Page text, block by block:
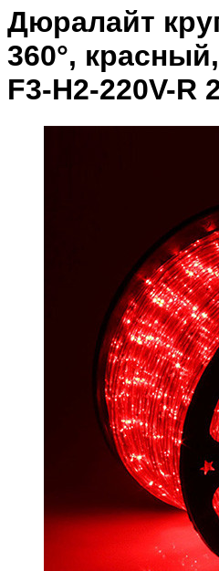
Дюралайт
360°,
F3-H2-220V-R